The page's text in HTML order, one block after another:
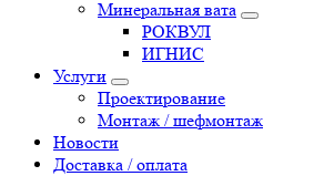
Минеральная вата
РОКВУЛ
ИГНИС
Услуги
Проектирование
Монтаж / шефмонтаж
Новости
Доставка / оплата